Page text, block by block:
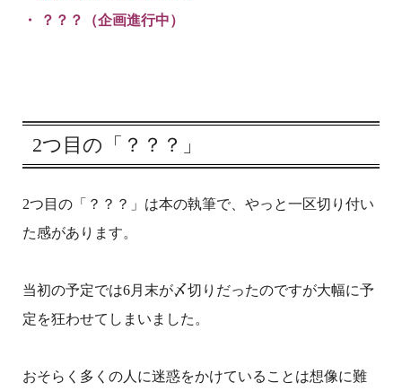
・ ？？？（企画進行中）
2つ目の「？？？」
2つ目の「？？？」は本の執筆で、やっと一区切り付い
た感があります。
当初の予定では6月末が〆切りだったのですが大幅に予
定を狂わせてしまいました。
おそらく多くの人に迷惑をかけていることは想像に難